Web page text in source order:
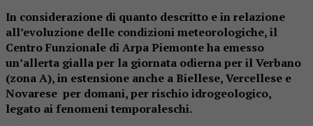
In considerazione di quanto descritto e in relazione
all’evoluzione delle condizioni meteorologiche, il
Centro Funzionale di Arpa Piemonte ha emesso
un’allerta gialla per la giornata odierna per il Verbano
(zona A), in estensione anche a Biellese, Vercellese e
Novarese per domani, per rischio idrogeologico,
legato ai fenomeni temporaleschi.